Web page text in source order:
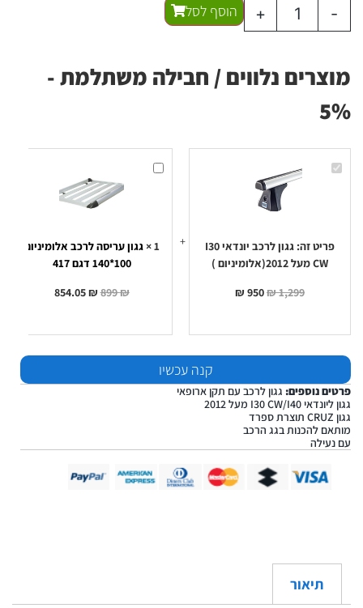
-
+ הוסף לסל
מוצרים נלווים / חבילה משתלמת -
5%
גגון
לרכב
פריט זה:
גגון לרכב יונדאי I30
CW מעל 2012(אלומיניום )
1,299
₪
950
₪
גגון
עריסה
1
×גגון עריסה לרכב אלומיניום
100*140 דגם 417
899₪
854.05₪
קנה עכשיו
פרטים נוספים: גגון לרכב עם תקן ארופאי
גגון ליונדאי I30 CW/I40 מעל 2012
גגון CRUZ תוצרת ספרד
מותאם להכנות בגג הרכב
עם נעילה
תיאור